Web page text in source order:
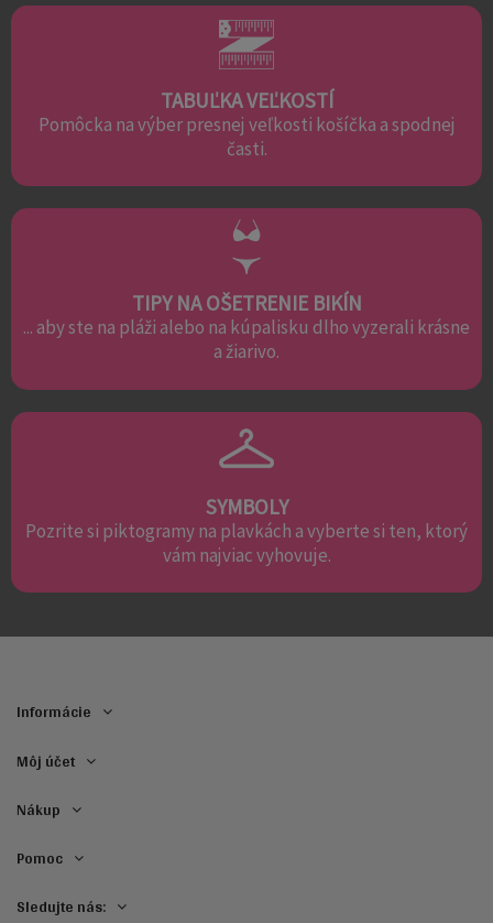
TABUĽKA VEĽKOSTÍ
Pomôcka na výber presnej veľkosti košíčka a spodnej
časti.
TIPY NA OŠETRENIE BIKÍN
... aby ste na pláži alebo na kúpalisku dlho vyzerali krásne
a žiarivo.
SYMBOLY
Pozrite si piktogramy na plavkách a vyberte si ten, ktorý
vám najviac vyhovuje.
Informácie
Môj účet
Nákup
Pomoc
Sledujte nás: